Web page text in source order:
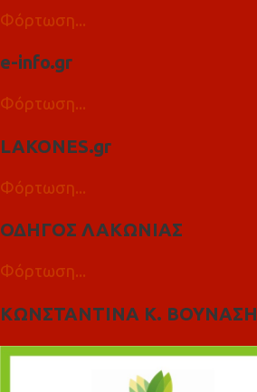
Φόρτωση...
e-info.gr
Φόρτωση...
LAKONES.gr
Φόρτωση...
ΟΔΗΓΟΣ ΛΑΚΩΝΙΑΣ
Φόρτωση...
ΚΩΝΣΤΑΝΤΙΝΑ Κ. ΒΟΥΝΑΣΗ